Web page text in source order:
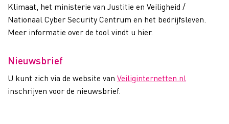
Klimaat, het ministerie van Justitie en Veiligheid /
Nationaal Cyber Security Centrum en het bedrijfsleven.
Meer informatie over de tool vindt u hier.
Nieuwsbrief
U kunt zich via de website van Veiliginternetten.nl
inschrijven voor de nieuwsbrief.